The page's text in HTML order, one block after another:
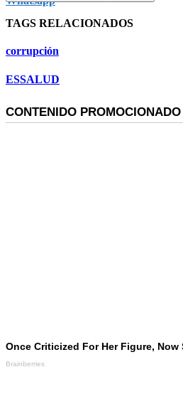
TAGS RELACIONADOS
corrupción
ESSALUD